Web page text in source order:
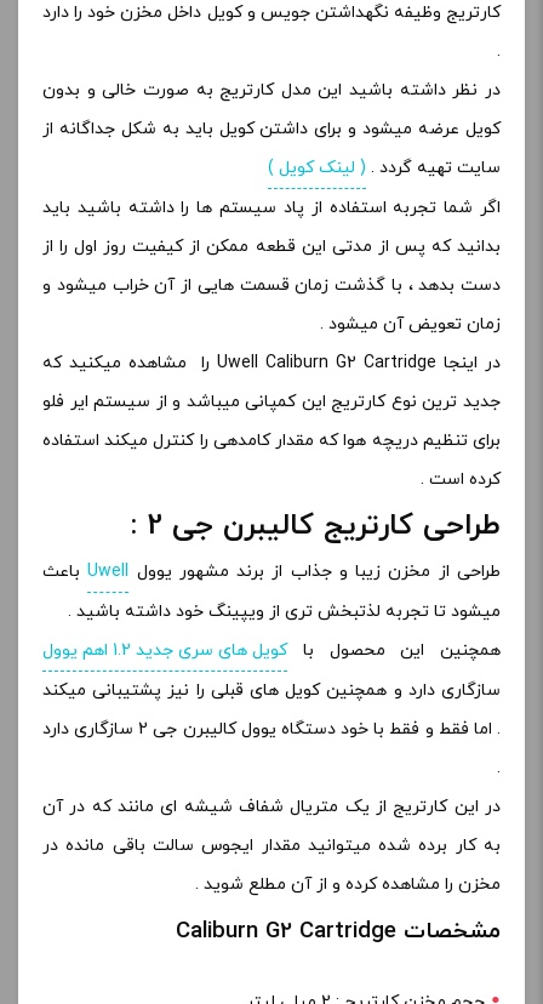
کارتریج وظیفه نگهداشتن جویس و کویل داخل مخزن خود را دارد
.
در نظر داشته باشید این مدل کارتریج به صورت خالی و بدون
کویل عرضه میشود و برای داشتن کویل باید به شکل جداگانه از
سایت تهیه گردد . ( لینک کویل )
اگر شما تجربه استفاده از پاد سیستم ها را داشته باشید باید
بدانید که پس از مدتی این قطعه ممکن از کیفیت روز اول را از
دست بدهد ، با گذشت زمان قسمت هایی از آن خراب میشود و
زمان تعویض آن میشود .
در اینجا Uwell Caliburn G2 Cartridge را مشاهده میکنید که
جدید ترین نوع کارتریج این کمپانی میباشد و از سیستم ایر فلو
برای تنظیم دریچه هوا که مقدار کامدهی را کنترل میکند استفاده
کرده است .
طراحی کارتریج کالیبرن جی 2 :
طراحی از مخزن زیبا و جذاب از برند مشهور یوول Uwellباعث
میشود تا تجربه لذتبخش تری از ویپینگ خود داشته باشید .
همچنین این محصول باکویل های سری جدید 1.2 اهم یوول
سازگاری دارد و همچنین کویل های قبلی را نیز پشتیبانی میکند
. اما فقط و فقط با خود دستگاه یوول کالیبرن جی 2 سازگاری دارد
.
در این کارتریج از یک متریال شفاف شیشه ای مانند که در آن
به کار برده شده میتوانید مقدار ایجوس سالت باقی مانده در
مخزن را مشاهده کرده و از آن مطلع شوید .
مشخصات Caliburn G2 Cartridge